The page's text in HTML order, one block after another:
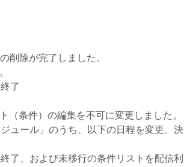
削除が完了しました。
了
（条件）の編集を不可に変更しました。
ュール」のうち、以下の日程を変更、決
了、および未移行の条件リストを配信利